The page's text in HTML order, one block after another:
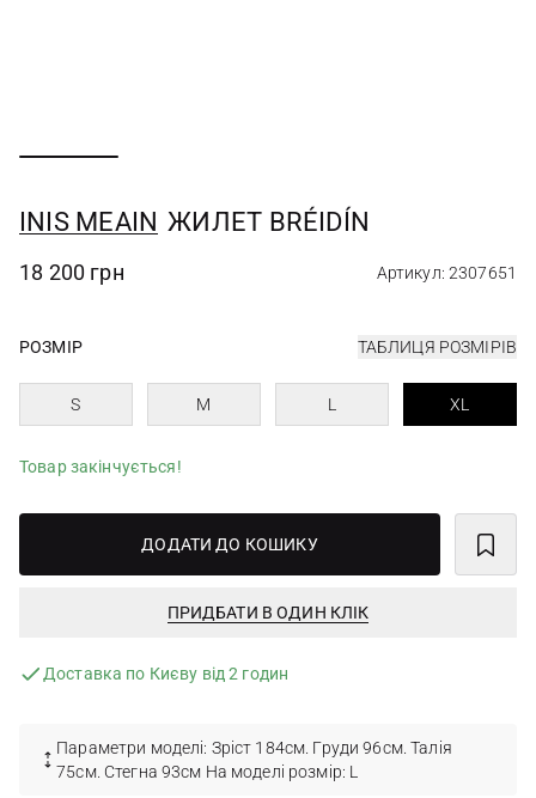
INIS MEAIN ЖИЛЕТ BRÉIDÍN
18 200 грн Артикул: 2307651
РОЗМІР ТАБЛИЦЯ РОЗМІРІВ
S M L XL
Товар закінчується!
ДОДАТИ ДО КОШИКУ
ПРИДБАТИ В ОДИН КЛІК
Доставка по Києву від 2 годин
Параметри моделі: Зріст 184см. Груди 96см. Талія
75см. Стегна 93см На моделі розмір: L